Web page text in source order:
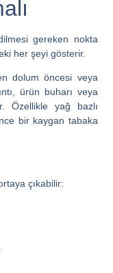
gereken nokta
her şeyi gösterir.
dolum öncesi veya
ürün buharı veya
Özellikle yağ bazlı
bir kaygan tabaka
çıkabilir: